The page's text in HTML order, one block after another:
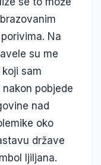
Na
su me
sam
pobjede
nad
oko
države
ljiljana.